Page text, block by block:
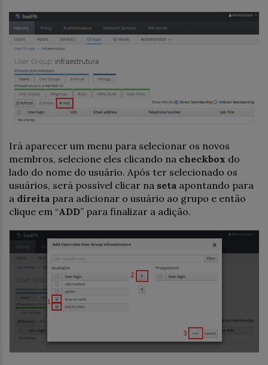
Irá aparecer um menu para selecionar os novos
membros, selecione eles clicando na checkbox do
lado do nome do usuário. Após ter selecionado os
usuários, será possível clicar na seta apontando para
a direita para adicionar o usuário ao grupo e então
clique em “ADD” para finalizar a adição.